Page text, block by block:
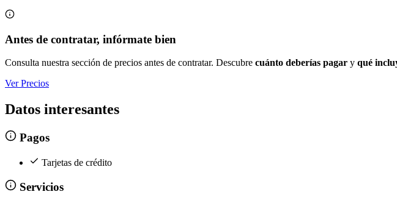
Antes de contratar, infórmate bien
Consulta nuestra sección de precios antes de contratar. Descubre cuánto deberías pagar y qué
Ver Precios
Datos interesantes
Pagos
Tarjetas de crédito
Servicios